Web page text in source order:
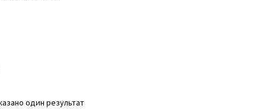
один результат